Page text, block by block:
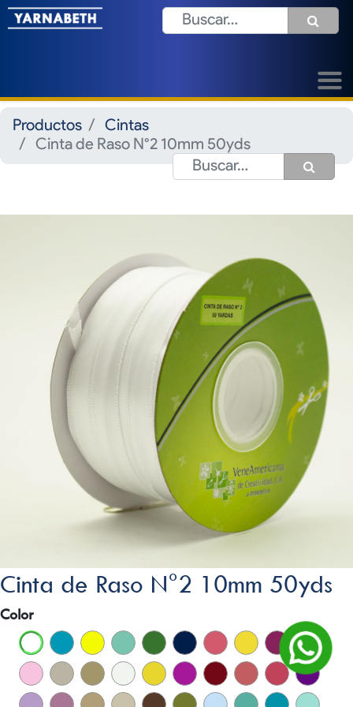
Productos
Cintas
Cinta de Raso N°2 10mm 50yds
Cinta de Raso N°2 10mm 50yds
Color